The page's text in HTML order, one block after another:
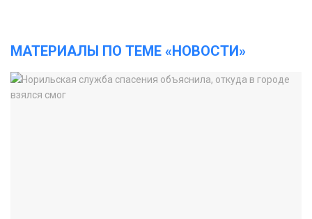
МАТЕРИАЛЫ ПО ТЕМЕ «НОВОСТИ»